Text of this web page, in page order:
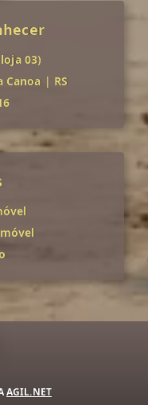
03)
Canoa | RS
AGIL.NET